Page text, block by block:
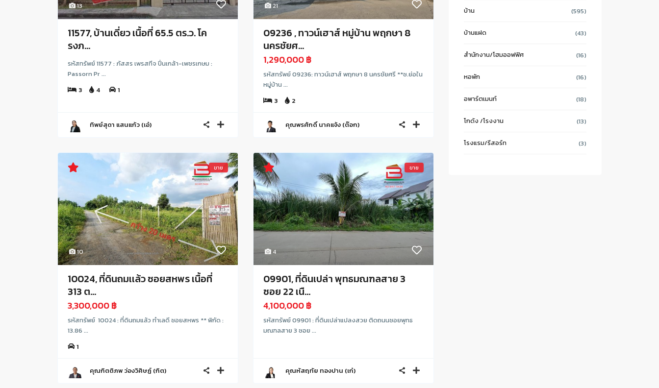
13
11577, บ้านเดี่ยว เนื้อที่ 65.5 ตร.ว. โค
รงภ...
รหัสทรัพย์ 11577 : ภัสสร เพรสทีจ ปิ่นเกล้า-เพชรเกษม :
Passorn Pr ...
3
4 1
ทิพย์สุดา แสนแก้ว (เอ๋)
21
09236 , ทาวน์เฮาส์ หมู่บ้าน พฤกษา 8
นครชัยศ...
1,290,000 ฿
รหัสทรัพย์ 09236: ทาวน์เฮาส์ พฤกษา 8 นครชัยศรี **ซ.ย่อใน
หมู่บ้าน ...
3
2
คุณพรศักดิ์ นาคแจ้ง (ต๊อก)
10
ขาย
10024, ที่ดินถมเเล้ว ซอยสหพร เนื้อที่
313 ต...
3,300,000 ฿
รหัสทรัพย์ 10024 : ที่ดินถมแล้ว ทำเลดี ซอยสหพร ** พิกัด :
13.86 ...
1
คุณกิตติภพ ว่องวิศิษฏ์ (กิต)
4
ขาย
09901, ที่ดินเปล่า พุทธมณฑลสาย 3
ซอย 22 เนื...
4,100,000 ฿
รหัสทรัพย์ 09901 : ที่ดินเปล่าแปลงสวย ติดถนนซอยพุทธ
มณฑลสาย 3 ซอย ...
คุณหัสฤทัย ทองปาน (เก๋)
บ้าน (595)
บ้านแฝด (43)
สำนักงาน/โฮมออฟฟิศ (16)
หอพัก (16)
อพาร์ตเมนท์ (18)
โกดัง /โรงงาน (13)
โรงแรม/รีสอร์ท (3)